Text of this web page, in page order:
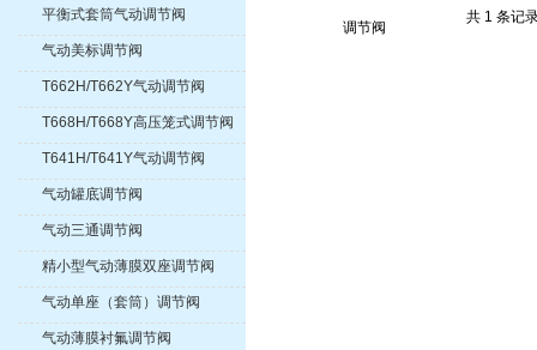
平衡式套筒气动调节阀
气动美标调节阀
T662H/T662Y气动调节阀
T668H/T668Y高压笼式调节阀
T641H/T641Y气动调节阀
气动罐底调节阀
气动三通调节阀
精小型气动薄膜双座调节阀
气动单座（套筒）调节阀
气动薄膜衬氟调节阀
共 1 条记